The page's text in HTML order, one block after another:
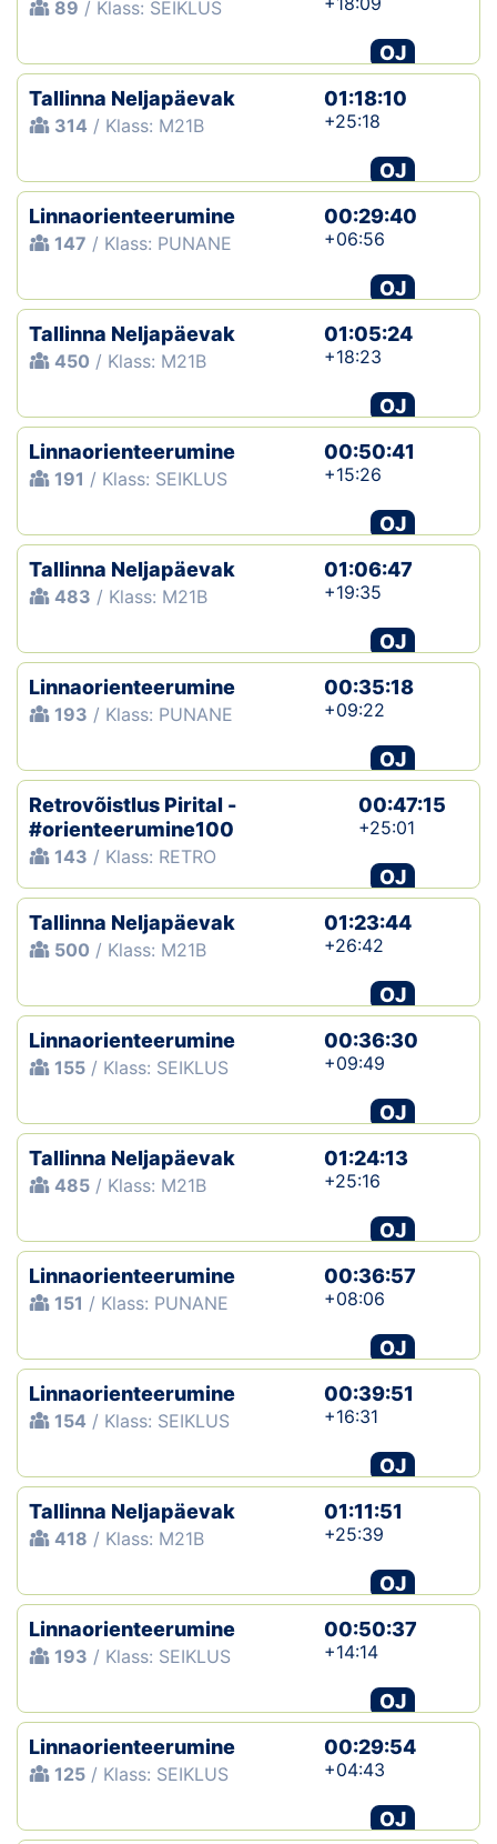
89 / Klass: SEIKLUS
OJ
Tallinna Neljapäevak
314 / Klass: M21B
01:18:10
+25:18
OJ
Linnaorienteerumine
147 / Klass: PUNANE
00:29:40
+06:56
OJ
Tallinna Neljapäevak
450 / Klass: M21B
01:05:24
+18:23
OJ
Linnaorienteerumine
191 / Klass: SEIKLUS
00:50:41
+15:26
OJ
Tallinna Neljapäevak
483 / Klass: M21B
01:06:47
+19:35
OJ
Linnaorienteerumine
193 / Klass: PUNANE
00:35:18
+09:22
OJ
Retrovõistlus Pirital -
#orienteerumine100
143 / Klass: RETRO
00:47:15
+25:01
OJ
Tallinna Neljapäevak
500 / Klass: M21B
01:23:44
+26:42
OJ
Linnaorienteerumine
155 / Klass: SEIKLUS
00:36:30
+09:49
OJ
Tallinna Neljapäevak
485 / Klass: M21B
01:24:13
+25:16
OJ
Linnaorienteerumine
151 / Klass: PUNANE
00:36:57
+08:06
OJ
Linnaorienteerumine
154 / Klass: SEIKLUS
00:39:51
+16:31
OJ
Tallinna Neljapäevak
418 / Klass: M21B
01:11:51
+25:39
OJ
Linnaorienteerumine
193 / Klass: SEIKLUS
00:50:37
+14:14
OJ
Linnaorienteerumine
125 / Klass: SEIKLUS
00:29:54
+04:43
OJ